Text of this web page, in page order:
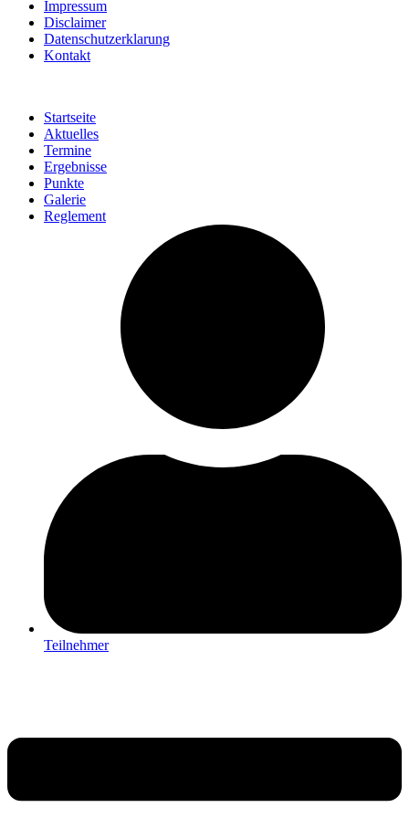
Impressum
Disclaimer
Datenschutzerklarung
Kontakt
Startseite
Aktuelles
Termine
Ergebnisse
Punkte
Galerie
Reglement
Teilnehmer